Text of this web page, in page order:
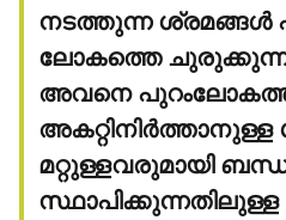
നടത്തുന്ന ശ്രമങ്ങള്‍
ലോകത്തെ
അവനെ
അകറ്റിനിര്‍ത്താനുള്ള
മറ്റുള്ളവരുമായി